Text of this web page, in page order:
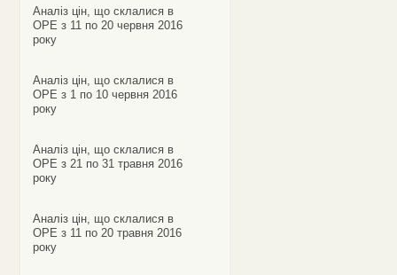
Аналіз цін, що склалися в
ОРЕ з 11 по 20 червня 2016
року
Аналіз цін, що склалися в
ОРЕ з 1 по 10 червня 2016
року
Аналіз цін, що склалися в
ОРЕ з 21 по 31 травня 2016
року
Аналіз цін, що склалися в
ОРЕ з 11 по 20 травня 2016
року